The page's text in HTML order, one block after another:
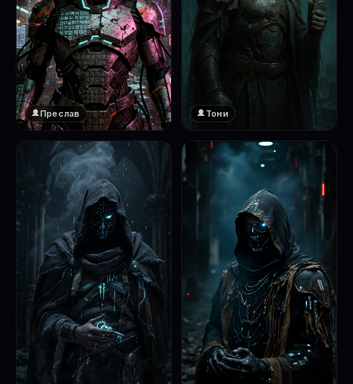
❤️
Преслав Тони